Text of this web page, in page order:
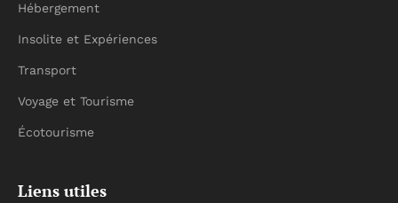
Hébergement
Insolite et Expériences
Transport
Voyage et Tourisme
Écotourisme
Liens utiles